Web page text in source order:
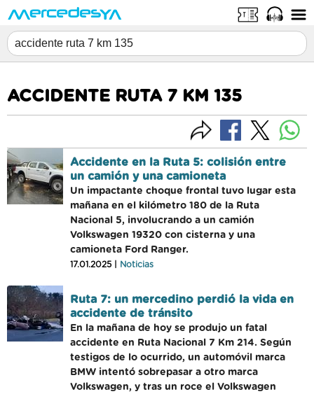
ACCIDENTE RUTA 7 KM 135
Accidente en la Ruta 5: colisión entre
un camión y una camioneta
Un impactante choque frontal tuvo lugar esta
mañana en el kilómetro 180 de la Ruta
Nacional 5, involucrando a un camión
Volkswagen 19320 con cisterna y una
camioneta Ford Ranger.
17.01.2025 | Noticias
Ruta 7: un mercedino perdió la vida en
accidente de tránsito
En la mañana de hoy se produjo un fatal
accidente en Ruta Nacional 7 Km 214. Según
testigos de lo ocurrido, un automóvil marca
BMW intentó sobrepasar a otro marca
Volkswagen, y tras un roce el Volkswagen